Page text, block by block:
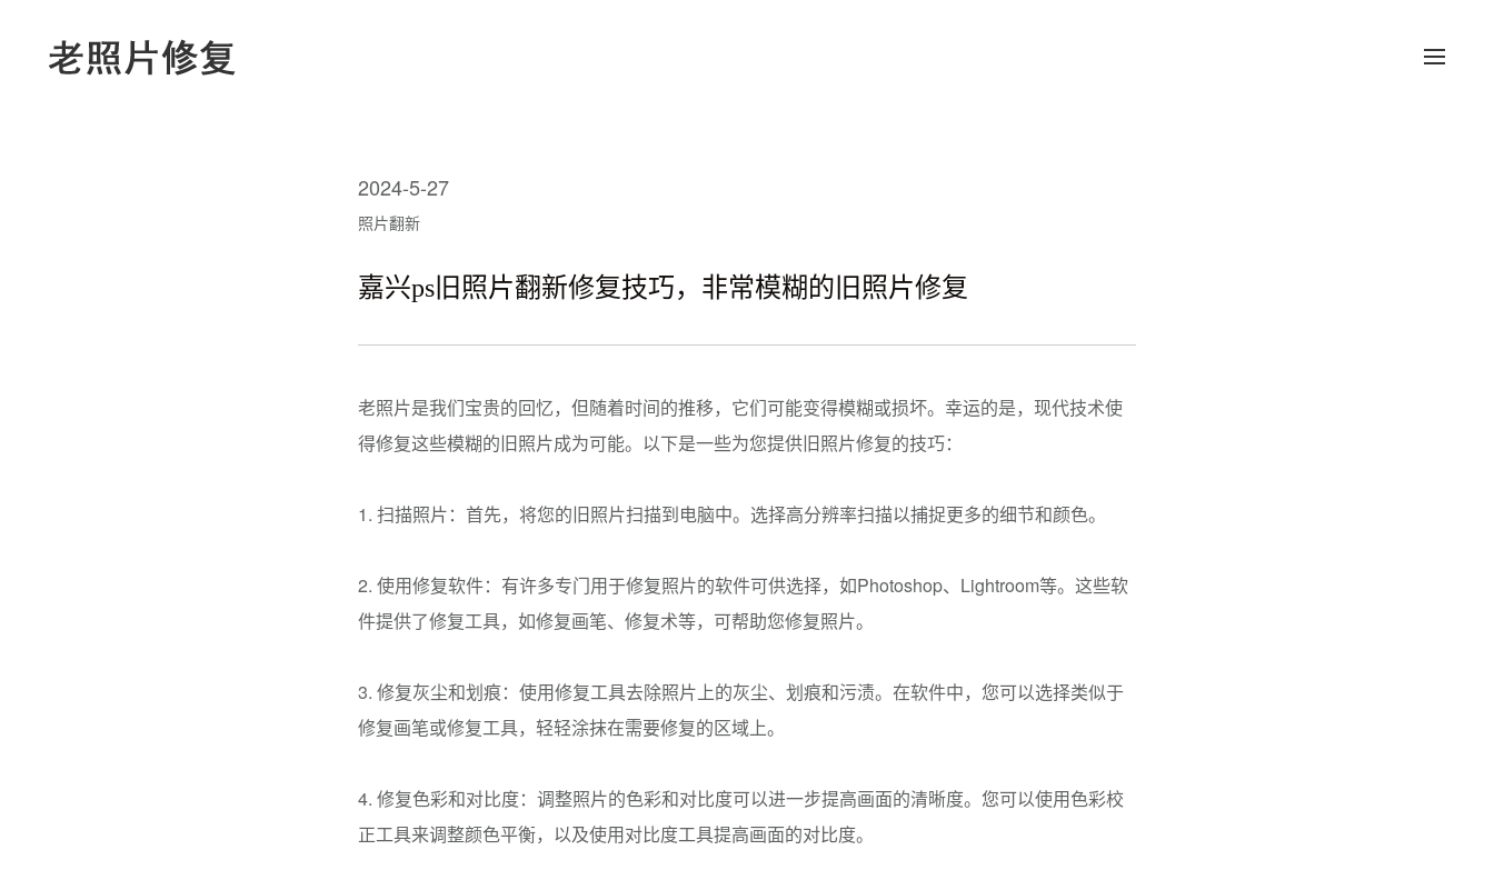
2024-5-27
照片翻新
嘉兴ps旧照片翻新修复技巧，非常模糊的旧照片修复
老照片是我们宝贵的回忆，但随着时间的推移，它们可能变得模糊或损坏。幸运的是，现代技术使
得修复这些模糊的旧照片成为可能。以下是一些为您提供旧照片修复的技巧：
1. 扫描照片：首先，将您的旧照片扫描到电脑中。选择高分辨率扫描以捕捉更多的细节和颜色。
2. 使用修复软件：有许多专门用于修复照片的软件可供选择，如Photoshop、Lightroom等。这些软
件提供了修复工具，如修复画笔、修复术等，可帮助您修复照片。
3. 修复灰尘和划痕：使用修复工具去除照片上的灰尘、划痕和污渍。在软件中，您可以选择类似于
修复画笔或修复工具，轻轻涂抹在需要修复的区域上。
4. 修复色彩和对比度：调整照片的色彩和对比度可以进一步提高画面的清晰度。您可以使用色彩校
正工具来调整颜色平衡，以及使用对比度工具提高画面的对比度。